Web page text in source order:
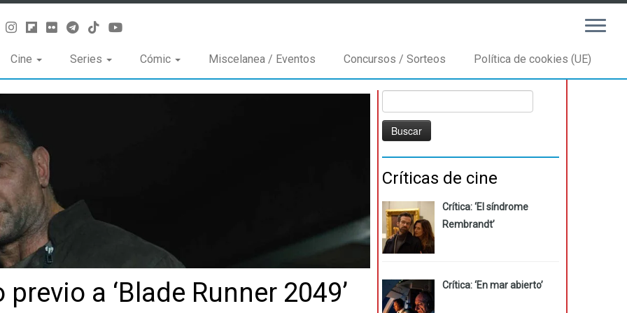
Cine Series Cómic Miscelanea / Eventos Concursos / Sorteos Política de cookies (UE)
a ‘Blade Runner 2049’
Críticas de cine
Crítica: ‘El síndrome
Rembrandt’
Crítica: ‘En mar abierto’